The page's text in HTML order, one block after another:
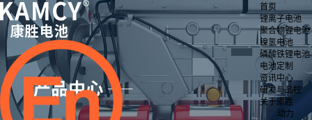
首页
锂离子电池
聚合物锂电池
镍氢电池
磷酸铁锂电池
电池定制
资讯中心
研发与品控
关于康胜
动力